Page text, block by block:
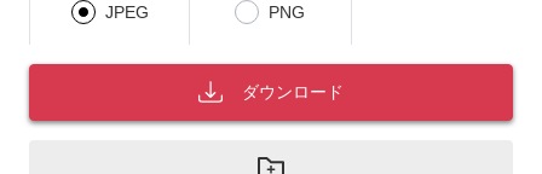
JPEG PNG
ダウンロード